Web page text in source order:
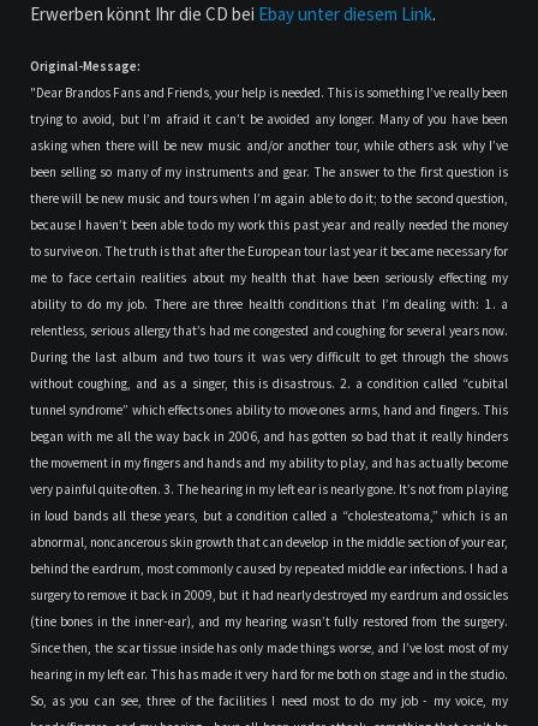
Erwerben könnt Ihr die CD bei Ebay unter diesem Link.
Original-Message:
"Dear Brandos Fans and Friends, your help is needed. This is something I’ve really been
trying to avoid, but I’m afraid it can’t be avoided any longer. Many of you have been
asking when there will be new music and/or another tour, while others ask why I’ve
been selling so many of my instruments and gear. The answer to the first question is
there will be new music and tours when I’m again able to do it; to the second question,
because I haven’t been able to do my work this past year and really needed the money
to survive on. The truth is that after the European tour last year it became necessary for
me to face certain realities about my health that have been seriously effecting my
ability to do my job. There are three health conditions that I’m dealing with: 1. a
relentless, serious allergy that’s had me congested and coughing for several years now.
During the last album and two tours it was very difficult to get through the shows
without coughing, and as a singer, this is disastrous. 2. a condition called “cubital
tunnel syndrome” which effects ones ability to move ones arms, hand and fingers. This
began with me all the way back in 2006, and has gotten so bad that it really hinders
the movement in my fingers and hands and my ability to play, and has actually become
very painful quite often. 3. The hearing in my left ear is nearly gone. It’s not from playing
in loud bands all these years, but a condition called a “cholesteatoma,” which is an
abnormal, noncancerous skin growth that can develop in the middle section of your ear,
behind the eardrum, most commonly caused by repeated middle ear infections. I had a
surgery to remove it back in 2009, but it had nearly destroyed my eardrum and ossicles
(tine bones in the inner-ear), and my hearing wasn’t fully restored from the surgery.
Since then, the scar tissue inside has only made things worse, and I’ve lost most of my
hearing in my left ear. This has made it very hard for me both on stage and in the studio.
So, as you can see, three of the facilities I need most to do my job - my voice, my